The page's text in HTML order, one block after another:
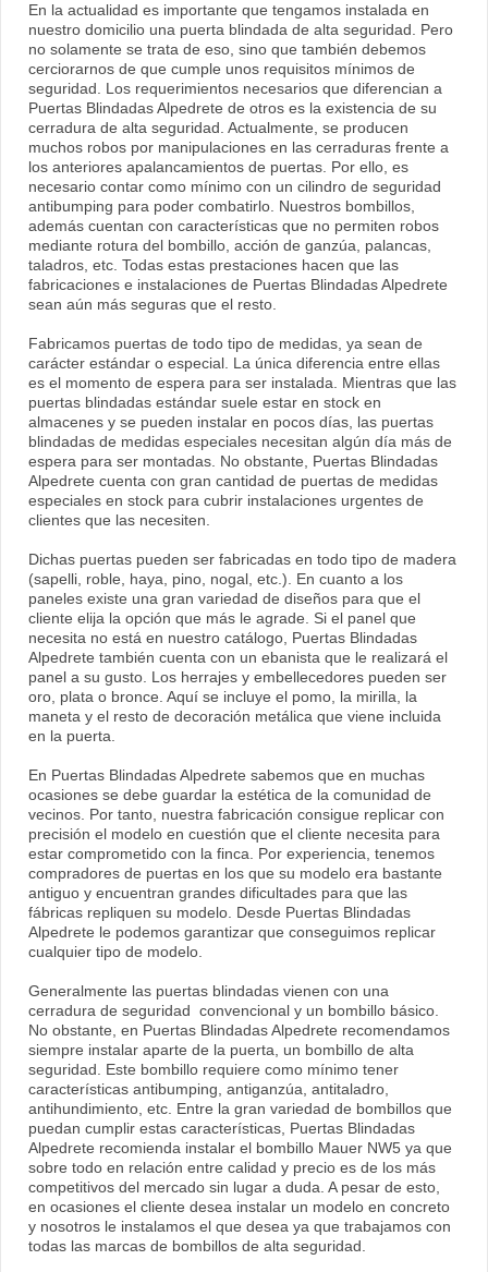
En la actualidad es importante que tengamos instalada en
nuestro domicilio una puerta blindada de alta seguridad. Pero
no solamente se trata de eso, sino que también debemos
cerciorarnos de que cumple unos requisitos mínimos de
seguridad. Los requerimientos necesarios que diferencian a
Puertas Blindadas Alpedrete de otros es la existencia de su
cerradura de alta seguridad. Actualmente, se producen
muchos robos por manipulaciones en las cerraduras frente a
los anteriores apalancamientos de puertas. Por ello, es
necesario contar como mínimo con un cilindro de seguridad
antibumping para poder combatirlo. Nuestros bombillos,
además cuentan con características que no permiten robos
mediante rotura del bombillo, acción de ganzúa, palancas,
taladros, etc. Todas estas prestaciones hacen que las
fabricaciones e instalaciones de Puertas Blindadas Alpedrete
sean aún más seguras que el resto.
Fabricamos puertas de todo tipo de medidas, ya sean de
carácter estándar o especial. La única diferencia entre ellas
es el momento de espera para ser instalada. Mientras que las
puertas blindadas estándar suele estar en stock en
almacenes y se pueden instalar en pocos días, las puertas
blindadas de medidas especiales necesitan algún día más de
espera para ser montadas. No obstante, Puertas Blindadas
Alpedrete cuenta con gran cantidad de puertas de medidas
especiales en stock para cubrir instalaciones urgentes de
clientes que las necesiten.
Dichas puertas pueden ser fabricadas en todo tipo de madera
(sapelli, roble, haya, pino, nogal, etc.). En cuanto a los
paneles existe una gran variedad de diseños para que el
cliente elija la opción que más le agrade. Si el panel que
necesita no está en nuestro catálogo, Puertas Blindadas
Alpedrete también cuenta con un ebanista que le realizará el
panel a su gusto. Los herrajes y embellecedores pueden ser
oro, plata o bronce. Aquí se incluye el pomo, la mirilla, la
maneta y el resto de decoración metálica que viene incluida
en la puerta.
En Puertas Blindadas Alpedrete sabemos que en muchas
ocasiones se debe guardar la estética de la comunidad de
vecinos. Por tanto, nuestra fabricación consigue replicar con
precisión el modelo en cuestión que el cliente necesita para
estar comprometido con la finca. Por experiencia, tenemos
compradores de puertas en los que su modelo era bastante
antiguo y encuentran grandes dificultades para que las
fábricas repliquen su modelo. Desde Puertas Blindadas
Alpedrete le podemos garantizar que conseguimos replicar
cualquier tipo de modelo.
Generalmente las puertas blindadas vienen con una
cerradura de seguridad convencional y un bombillo básico.
No obstante, en Puertas Blindadas Alpedrete recomendamos
siempre instalar aparte de la puerta, un bombillo de alta
seguridad. Este bombillo requiere como mínimo tener
características antibumping, antiganzúa, antitaladro,
antihundimiento, etc. Entre la gran variedad de bombillos que
puedan cumplir estas características, Puertas Blindadas
Alpedrete recomienda instalar el bombillo Mauer NW5 ya que
sobre todo en relación entre calidad y precio es de los más
competitivos del mercado sin lugar a duda. A pesar de esto,
en ocasiones el cliente desea instalar un modelo en concreto
y nosotros le instalamos el que desea ya que trabajamos con
todas las marcas de bombillos de alta seguridad.